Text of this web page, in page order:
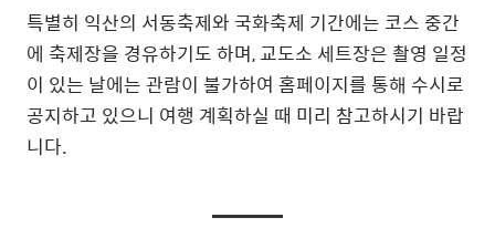
특별히 익산의 서동축제와 국화축제 기간에는 코스 중간
에 축제장을 경유하기도 하며, 교도소 세트장은 촬영 일정
이 있는 날에는 관람이 불가하여 홈페이지를 통해 수시로
공지하고 있으니 여행 계획하실 때 미리 참고하시기 바랍
니다.